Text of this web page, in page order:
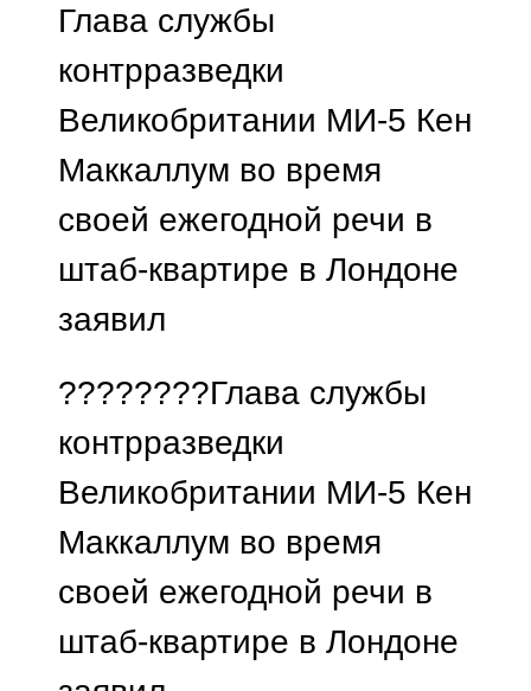
Глава службы
контрразведки
Великобритании МИ-5 Кен
Маккаллум во время
своей ежегодной речи в
штаб-квартире в Лондоне
заявил
????????Глава службы
контрразведки
Великобритании МИ-5 Кен
Маккаллум во время
своей ежегодной речи в
штаб-квартире в Лондоне